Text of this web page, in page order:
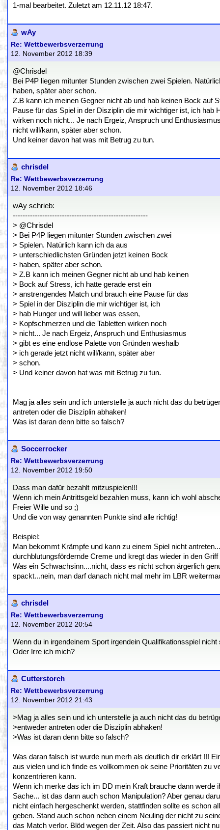
1-mal bearbeitet. Zuletzt am 12.11.12 18:47.
wAy
Re: Wettbewerbsverzerrung
12. November 2012 18:39
@Chrisdel
Bei P4P liegen mitunter Stunden zwischen zwei Spielen.
haben, später aber schon.
Z.B kann ich meinen Gegner nicht ab und hab keinen Bock auf
Pause für das Spiel in der Disziplin die mir wichtiger ist, ich
wirken noch nicht... Je nach Ergeiz, Anspruch und
nicht will/kann, später aber schon.
Und keiner davon hat was mit Betrug zu tun.
chrisdel
Re: Wettbewerbsverzerrung
12. November 2012 18:46
wAy schrieb:
-------------------------------------------------------
> @Chrisdel
> Bei P4P liegen mitunter Stunden zwischen zwei
> Spielen. Natürlich kann ich da aus
> unterschiedlichsten Gründen jetzt keinen Bock
> haben, später aber schon.
> Z.B kann ich meinen Gegner nicht ab und hab keinen
> Bock auf Stress, ich hatte gerade erst ein
> anstrengendes Match und brauch eine Pause für das
> Spiel in der Disziplin die mir wichtiger ist, ich
> hab Hunger und will lieber was essen,
> Kopfschmerzen und die Tabletten wirken noch
> nicht... Je nach Ergeiz, Anspruch und Enthusiasmus
> gibt es eine endlose Palette von Gründen weshalb
> ich gerade jetzt nicht will/kann, später aber
> schon.
> Und keiner davon hat was mit Betrug zu tun.
Mag ja alles sein und ich unterstelle ja auch nicht das du
antreten oder die Disziplin abhaken!
Was ist daran denn bitte so falsch?
Soccerrocker
Re: Wettbewerbsverzerrung
12. November 2012 19:50
Dass man dafür bezahlt mitzuspielen!!!
Wenn ich mein Antrittsgeld bezahlen muss, kann ich wohl
Freier Wille und so ;)
Und die von way genannten Punkte sind alle richtig!
Beispiel:
Man bekommt Krämpfe und kann zu einem Spiel nicht
durchblutungsfördernde Creme und kregt das wieder in den
Was ein Schwachsinn....nicht, dass es nicht schon ärgerlich
spackt...nein, man darf danach nicht mal mehr im LBR
chrisdel
Re: Wettbewerbsverzerrung
12. November 2012 20:54
Wenn du in irgendeinem Sport irgendein Qualifikationsspiel
Oder Irre ich mich?
Cutterstorch
Re: Wettbewerbsverzerrung
12. November 2012 21:43
>Mag ja alles sein und ich unterstelle ja auch nicht das du
>entweder antreten oder die Disziplin abhaken!
>Was ist daran denn bitte so falsch?
Was daran falsch ist wurde nun merh als deutlich dir erklärt !!!
aus vielen und ich finde es vollkommen ok seine Prioritäten zu
konzentrieren kann.
Wenn ich merke das ich im DD mein Kraft brauche dann
Sache... ist das dann auch schon Manipulation? Aber genau
nicht einfach hergeschenkt werden, stattfinden sollte es schon
geben. Stand auch schon neben einem Neuling der nicht zu
das Match verlor. Blöd wegen der Zeit. Also das passiert nicht